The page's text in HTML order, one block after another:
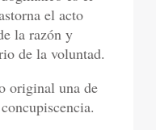
el acto
la razón y
de la voluntad.
original una de